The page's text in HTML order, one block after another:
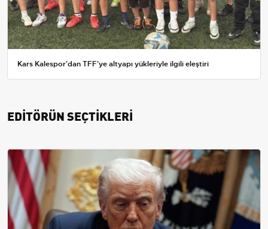
Kars Kalespor'dan TFF'ye altyapı yükleriyle ilgili eleştiri
EDİTÖRÜN SEÇTİKLERİ